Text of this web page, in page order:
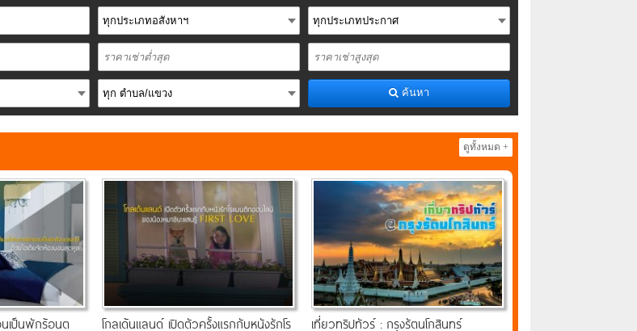
ค้นหา
ดูทั้งหมด +
เป็นพักร้อนต
โกลเด้นแลนด์ เปิดตัวครั้งแรกกับหนังรักโร
เที่ยวทริปทัวร์ : กรุงรัตนโกสินทร์